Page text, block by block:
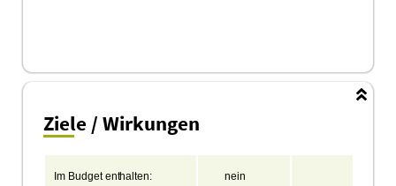
Ziele / Wirkungen
Im Budget enthalten: nein